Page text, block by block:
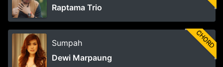
Raptama Trio
CHORD
Sumpah
Dewi Marpaung